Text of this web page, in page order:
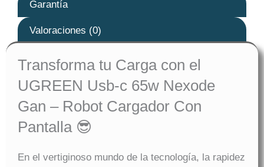
Garantía
Valoraciones (0)
Transforma tu Carga con el
UGREEN Usb-c 65w Nexode
Gan – Robot Cargador Con
Pantalla 😎
En el vertiginoso mundo de la tecnología, la rapidez